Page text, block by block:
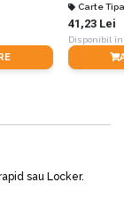
Carte
41,23 Lei
Disponibil
sau Locker.